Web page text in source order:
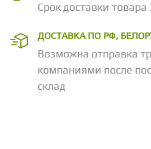
Срок доставки товара
ДОСТАВКА ПО РФ,
Возможна отправка
компаниями после
склад